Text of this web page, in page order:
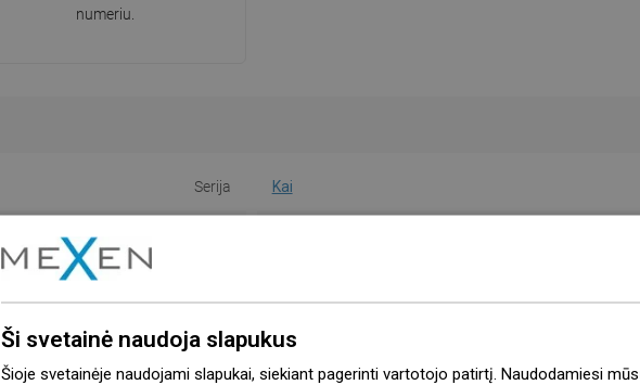
numeriu.
Serija Kai
Naudojimo instrukcija Atsisiųskite
Ši svetainė naudoja slapukus
Šioje svetainėje naudojami slapukai, siekiant pagerinti vartotojo patirtį. Naudodamiesi